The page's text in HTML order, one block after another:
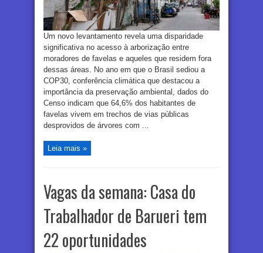
Um novo levantamento revela uma disparidade
significativa no acesso à arborização entre
moradores de favelas e aqueles que residem fora
dessas áreas. No ano em que o Brasil sediou a
COP30, conferência climática que destacou a
importância da preservação ambiental, dados do
Censo indicam que 64,6% dos habitantes de
favelas vivem em trechos de vias públicas
desprovidos de árvores com ...
Leia mais »
Vagas da semana: Casa do
Trabalhador de Barueri tem
22 oportunidades